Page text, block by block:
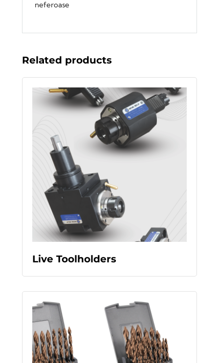
neferoase
Related products
Live Toolholders